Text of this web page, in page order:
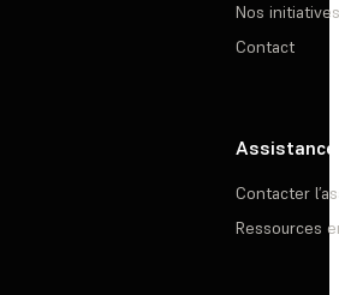
Nos initiatives
Contact
Assistance
Contacter
Ressources